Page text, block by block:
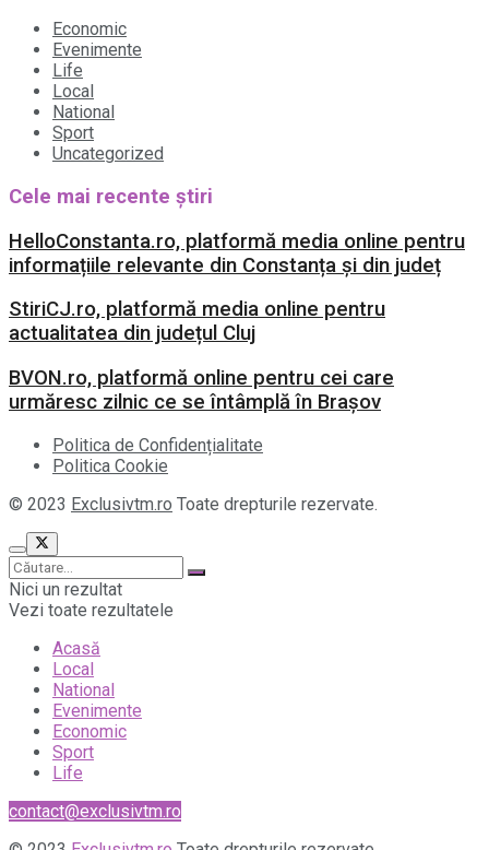
Economic
Evenimente
Life
Local
National
Sport
Uncategorized
Cele mai recente știri
HelloConstanta.ro, platformă media online pentru
informațiile relevante din Constanța și din județ
StiriCJ.ro, platformă media online pentru
actualitatea din județul Cluj
BVON.ro, platformă online pentru cei care
urmăresc zilnic ce se întâmplă în Brașov
Politica de Confidențialitate
Politica Cookie
© 2023 Exclusivtm.ro Toate drepturile rezervate.
Nici un rezultat
Vezi toate rezultatele
Acasă
Local
National
Evenimente
Economic
Sport
Life
contact@exclusivtm.ro